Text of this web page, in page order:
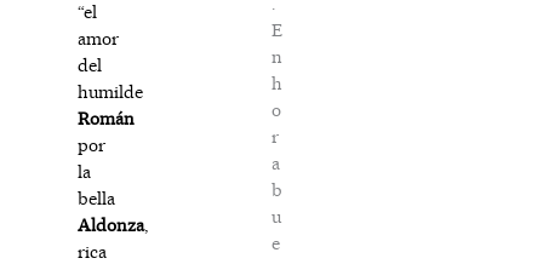
“el
amor
del
humilde
Román
por
la
bella
Aldonza,
rica
E
n
h
o
r
a
b
u
e